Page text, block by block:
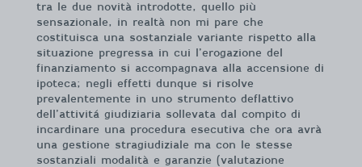
tra le due novità introdotte, quello più
sensazionale, in realtà non mi pare che
costituisca una sostanziale variante rispetto alla
situazione pregressa in cui l’erogazione del
finanziamento si accompagnava alla accensione di
ipoteca; negli effetti dunque si risolve
prevalentemente in uno strumento deflattivo
dell’attivitá giudiziaria sollevata dal compito di
incardinare una procedura esecutiva che ora avrà
una gestione stragiudiziale ma con le stesse
sostanziali modalità e garanzie (valutazione